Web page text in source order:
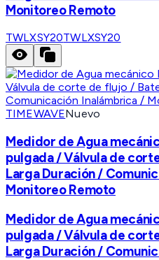
Monitoreo Remoto
TWLXSY20TWLXSY20
TIMEWAVENuevo
Medidor de Agua
pulgada / Válvula de
Larga Duración /
Monitoreo Remoto
Medidor de Agua
pulgada / Válvula de
Larga Duración /